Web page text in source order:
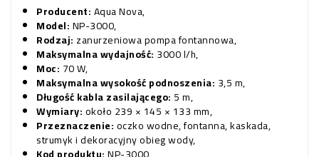
Producent:Aqua Nova,
Model:NP-3000,
Rodzaj: zanurzeniowa pompa fontannowa,
Maksymalna wydajność: 3000 l/h,
Moc: 70 W,
Maksymalna wysokość podnoszenia: 3,5 m,
Długość kabla zasilającego: 5 m,
Wymiary:około 239 × 145 × 133 mm,
Przeznaczenie:oczko wodne, fontanna, kaskada,
strumyk i dekoracyjny obieg wody,